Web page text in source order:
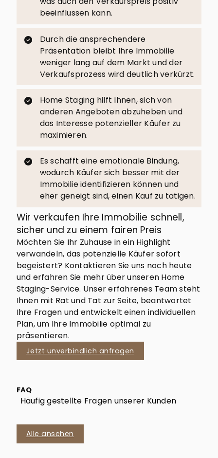
beeinflussen kann.
Durch die ansprechendere
Präsentation bleibt Ihre Immobilie
weniger lang auf dem Markt und der
Verkaufsprozess wird deutlich verkürzt.
Home Staging hilft Ihnen, sich von
anderen Angeboten abzuheben und
das Interesse potenzieller Käufer zu
maximieren.
Es schafft eine emotionale Bindung,
wodurch Käufer sich besser mit der
Immobilie identifizieren können und
eher geneigt sind, einen Kauf zu tätigen.
Wir verkaufen Ihre Immobilie schnell,
sicher und zu einem fairen Preis
Möchten Sie Ihr Zuhause in ein Highlight
verwandeln, das potenzielle Käufer sofort
begeistert? Kontaktieren Sie uns noch heute
und erfahren Sie mehr über unseren Home
Staging-Service. Unser erfahrenes Team steht
Ihnen mit Rat und Tat zur Seite, beantwortet
Ihre Fragen und entwickelt einen individuellen
Plan, um Ihre Immobilie optimal zu
präsentieren.
Jetzt unverbindlich anfragen
FAQ
Häufig gestellte Fragen unserer Kunden
Alle ansehen